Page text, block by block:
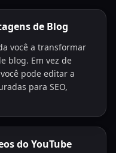
de Blog
você a transformar
blog. Em vez de
pode editar a
para SEO,
do YouTube